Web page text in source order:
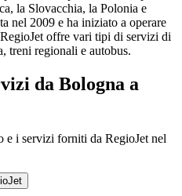
la Slovacchia, la Polonia e
nel 2009 e ha iniziato a operare
offre vari tipi di servizi di
treni regionali e autobus.
da Bologna a
i servizi forniti da RegioJet nel